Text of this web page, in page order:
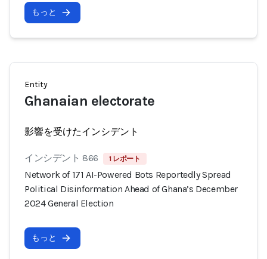
もっと
Entity
Ghanaian electorate
影響を受けたインシデント
インシデント 866 1 レポート
Network of 171 AI-Powered Bots Reportedly Spread
Political Disinformation Ahead of Ghana’s December
2024 General Election
もっと